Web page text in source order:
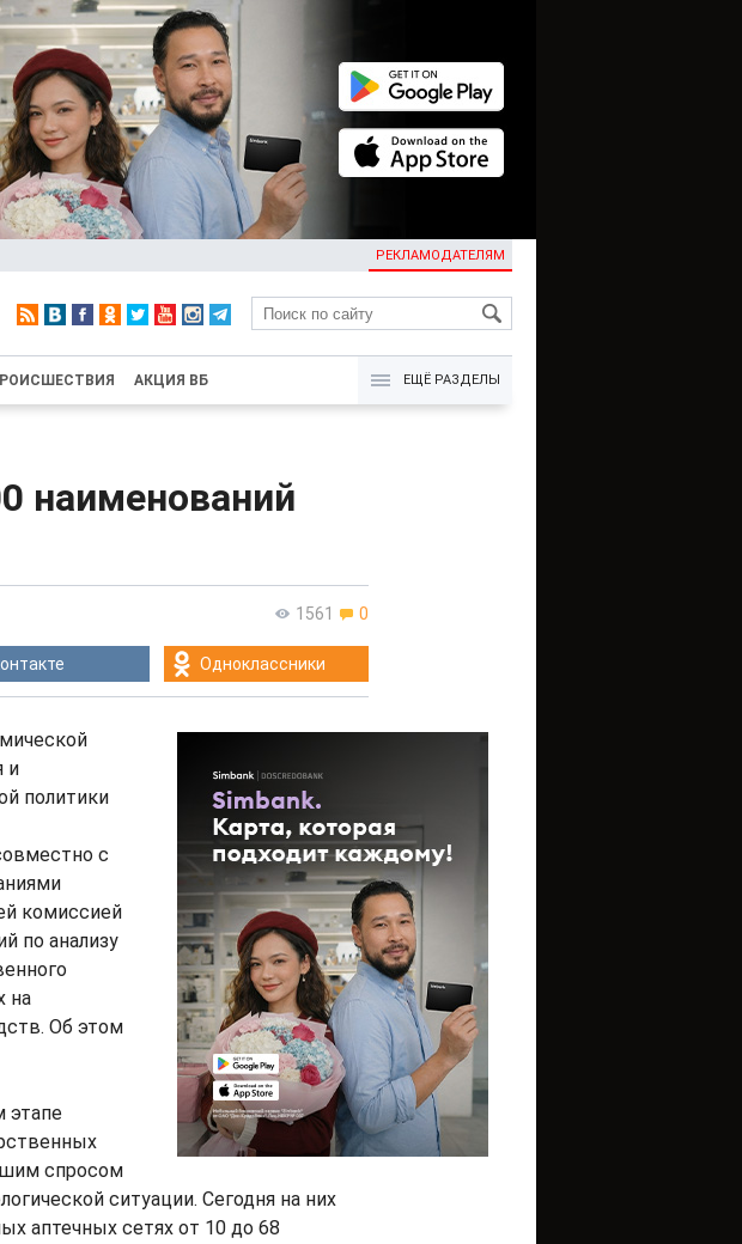
РЕКЛАМОДАТЕЛЯМ
KG
АКЦИЯ ВБ ЕЩЁ РАЗДЕЛЫ
наименований
1561 0
Одноклассники
и
политики
с
комиссией
по анализу
на
Об этом
этапе
спросом
ситуации. Сегодня на них
аптечных сетях от 10 до 68